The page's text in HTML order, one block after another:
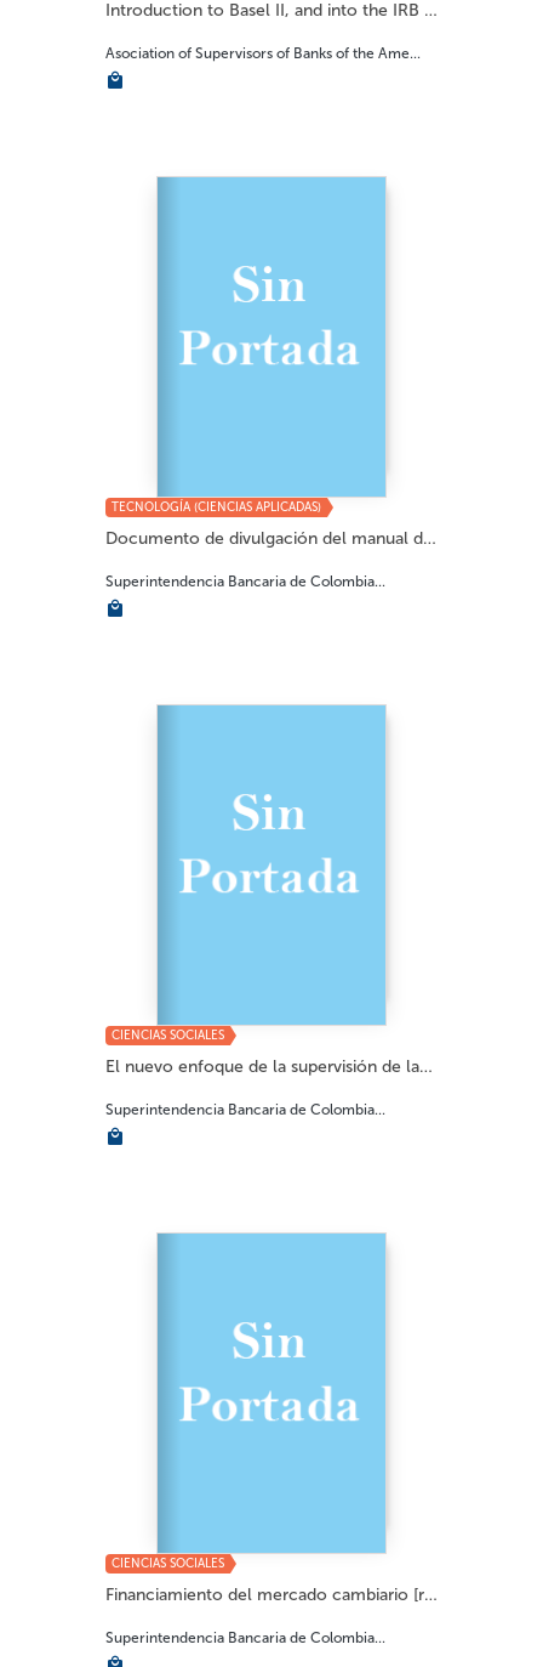
Introduction to Basel II, and into the IRB va...
Asociation of Supervisors of Banks of the Ame...
TECNOLOGÍA (CIENCIAS APLICADAS)
Documento de divulgación del manual de super...
Superintendencia Bancaria de Colombia...
CIENCIAS SOCIALES
El nuevo enfoque de la supervisión de las so...
Superintendencia Bancaria de Colombia...
CIENCIAS SOCIALES
Financiamiento del mercado cambiario [recurso...
Superintendencia Bancaria de Colombia...